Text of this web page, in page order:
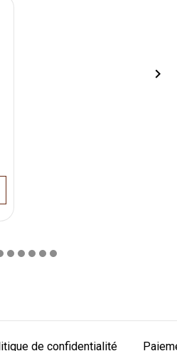

de confidentialité